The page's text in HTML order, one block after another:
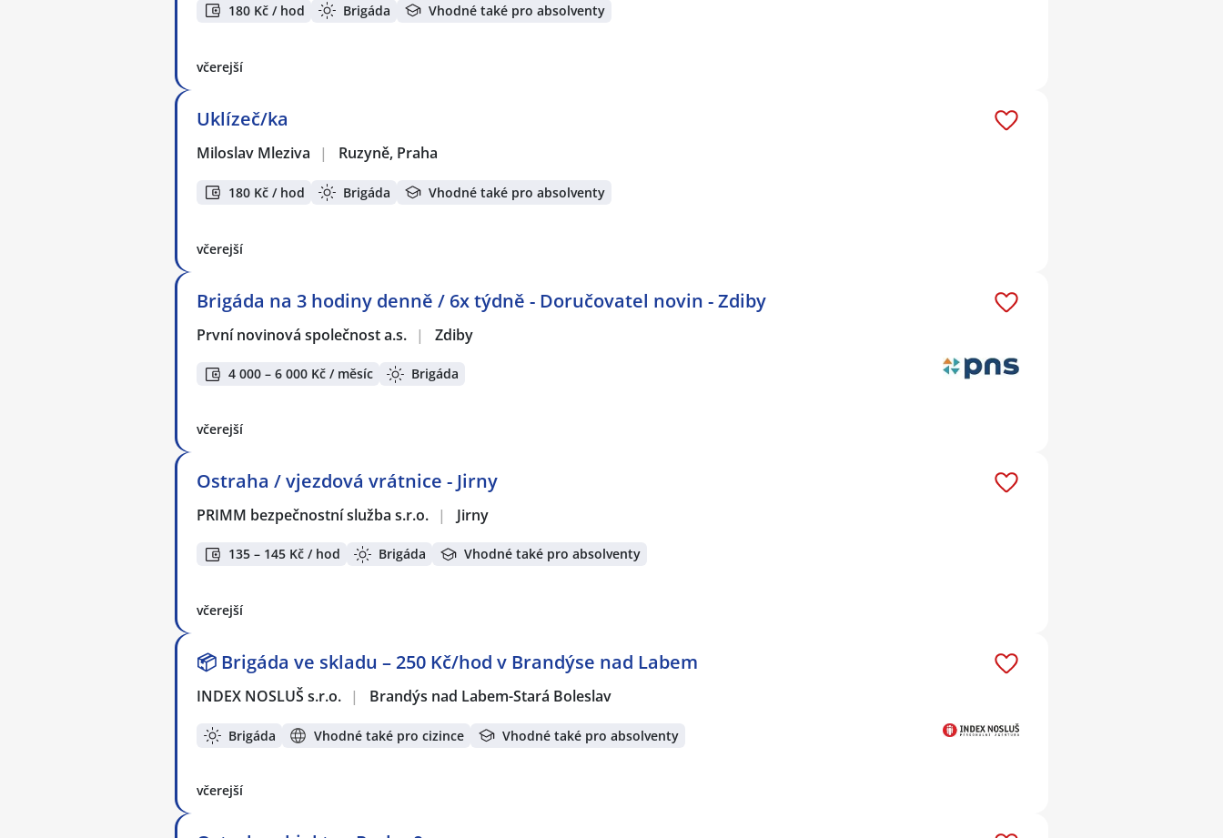
180 Kč / hod Brigáda Vhodné také pro absolventy
včerejší
Uklízeč/ka
Miloslav Mleziva | Ruzyně, Praha
180 Kč / hod Brigáda Vhodné také pro absolventy
včerejší
Brigáda na 3 hodiny denně / 6x týdně - Doručovatel novin - Zdiby
První novinová společnost a.s. | Zdiby
4 000 – 6 000 Kč / měsíc Brigáda
včerejší
Ostraha / vjezdová vrátnice - Jirny
PRIMM bezpečnostní služba s.r.o. | Jirny
135 – 145 Kč / hod Brigáda Vhodné také pro absolventy
včerejší
📦 Brigáda ve skladu – 250 Kč/hod v Brandýse nad Labem
INDEX NOSLUŠ s.r.o. | Brandýs nad Labem-Stará Boleslav
Brigáda Vhodné také pro cizince Vhodné také pro absolventy
včerejší